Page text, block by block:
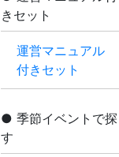
きセット
運営マニュアル
付きセット
季節イベントで探
す